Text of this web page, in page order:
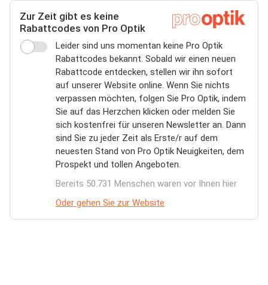
Zur Zeit gibt es keine
Rabattcodes von Pro Optik
Leider sind uns momentan keine Pro Optik
Rabattcodes bekannt. Sobald wir einen neuen
Rabattcode entdecken, stellen wir ihn sofort
auf unserer Website online. Wenn Sie nichts
verpassen möchten, folgen Sie Pro Optik, indem
Sie auf das Herzchen klicken oder melden Sie
sich kostenfrei für unseren Newsletter an. Dann
sind Sie zu jeder Zeit als Erste/r auf dem
neuesten Stand von Pro Optik Neuigkeiten, dem
Prospekt und tollen Angeboten.
Bereits 50.731 Menschen waren vor Ihnen hier
Oder gehen Sie zur Website